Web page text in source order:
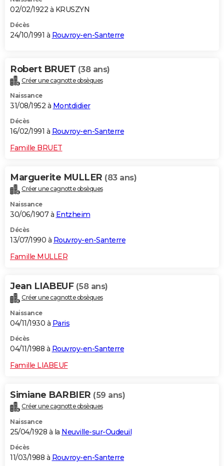
02/02/1922 à KRUSZYN
Décès
24/10/1991 à Rouvroy-en-Santerre
Robert BRUET (38 ans)
Créer une cagnotte obsèques
Naissance
31/08/1952 à Montdidier
Décès
16/02/1991 à Rouvroy-en-Santerre
Famille BRUET
Marguerite MULLER (83 ans)
Créer une cagnotte obsèques
Naissance
30/06/1907 à Entzheim
Décès
13/07/1990 à Rouvroy-en-Santerre
Famille MULLER
Jean LIABEUF (58 ans)
Créer une cagnotte obsèques
Naissance
04/11/1930 à Paris
Décès
04/11/1988 à Rouvroy-en-Santerre
Famille LIABEUF
Simiane BARBIER (59 ans)
Créer une cagnotte obsèques
Naissance
25/04/1928 à la Neuville-sur-Oudeuil
Décès
11/03/1988 à Rouvroy-en-Santerre